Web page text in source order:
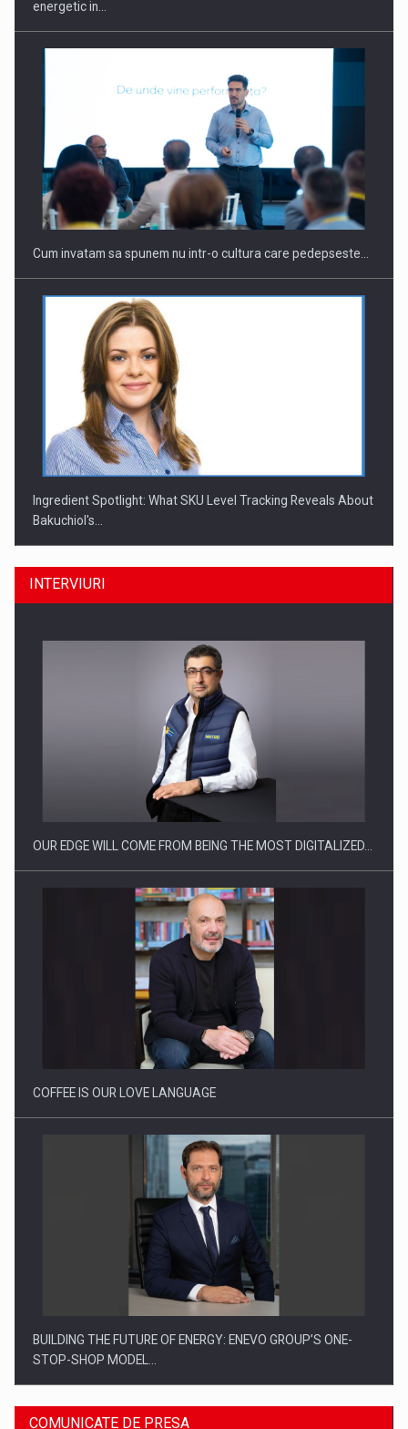
Webinar - Business Evolution-RETHINK STRATEGY-Finantare
Investitii Digitalizare
energetic in…
Cum invatam sa spunem nu intr-o cultura care pedepseste…
Ingredient Spotlight: What SKU Level Tracking Reveals About
Bakuchiol's…
Producatorii si comerciantii care nu se supun noilor
Proteinmaxxing and the Future of Protein Demand
INTERVIURI
OUR EDGE WILL COME FROM BEING THE MOST DIGITALIZED…
COFFEE IS OUR LOVE LANGUAGE
BUILDING THE FUTURE OF ENERGY: ENEVO GROUP’S ONE-
STOP-SHOP MODEL…
COMUNICATE DE PRESA